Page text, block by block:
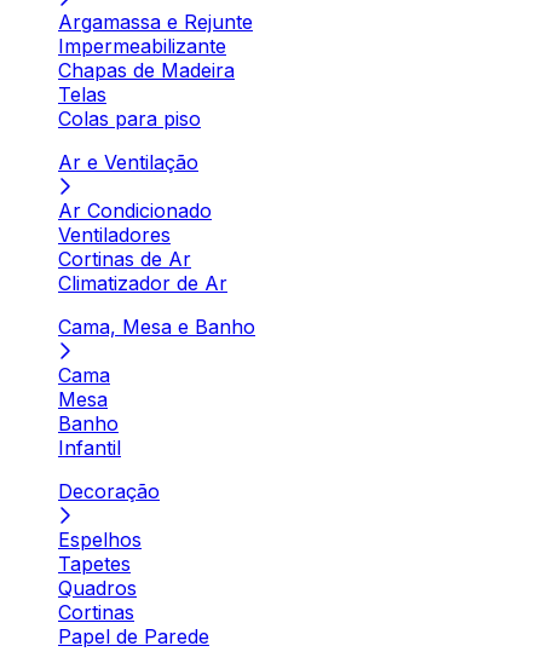
Argamassa e Rejunte
Impermeabilizante
Chapas de Madeira
Telas
Colas para piso
Ar e Ventilação
Ar Condicionado
Ventiladores
Cortinas de Ar
Climatizador de Ar
Cama, Mesa e Banho
Cama
Mesa
Banho
Infantil
Decoração
Espelhos
Tapetes
Quadros
Cortinas
Papel de Parede